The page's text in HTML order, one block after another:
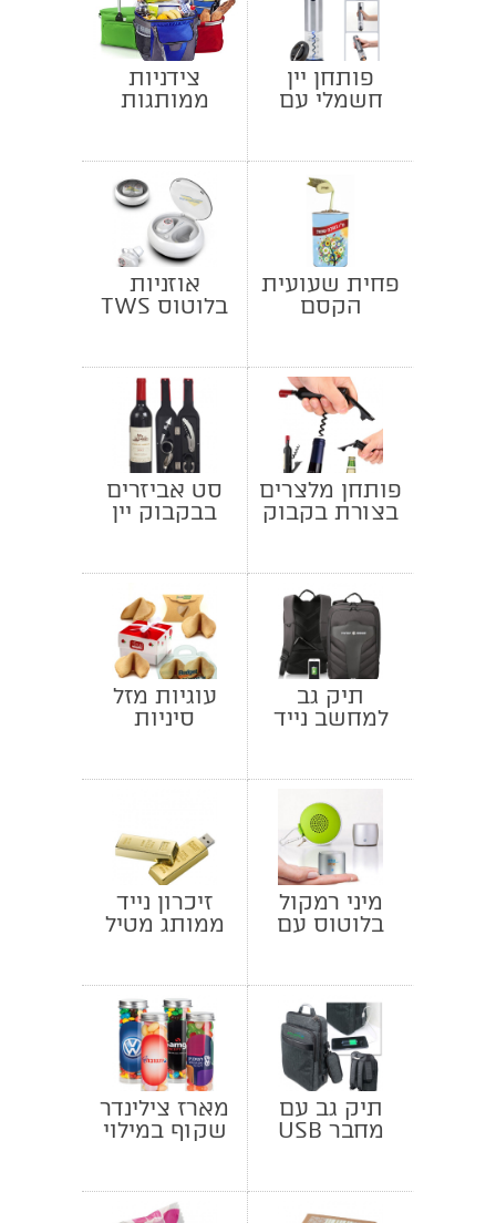
פותחן יין
חשמלי עם
צידניות
ממותגות
פחית שעועית
הקסם
אוזניות
בלוטוס TWS
פותחן מלצרים
בצורת בקבוק
סט אביזרים
בבקבוק יין
תיק גב
למחשב נייד
עוגיות מזל
סיניות
מיני רמקול
בלוטוס עם
זיכרון נייד
ממותג מטיל
תיק גב עם
מחבר USB
מארז צילינדר
שקוף במילוי